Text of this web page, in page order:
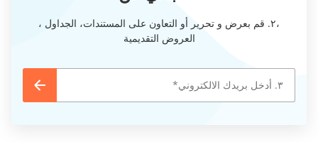
،٢. قم بعرض و تحرير أو التعاون على المستندات، الجداول ،
العروض التقديمية